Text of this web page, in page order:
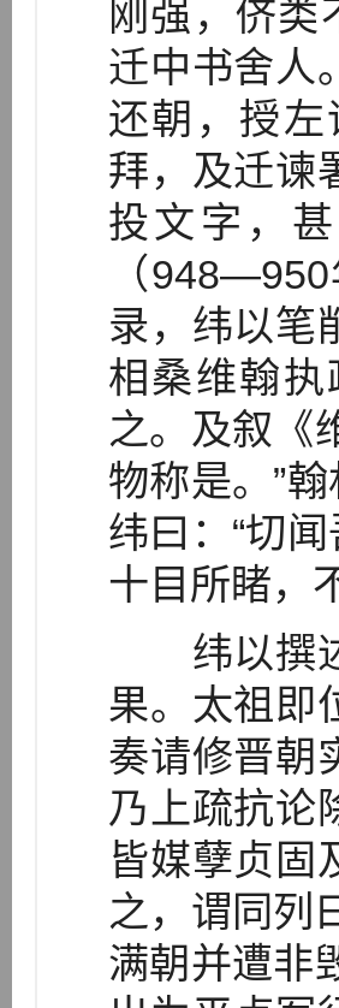
刚强，侪类
迁中书舍人
还朝，授
拜，及迁谏
投文字，
（
录，纬以笔
相桑维翰
之。及叙《
物称是。”
纬曰：“切
十目所睹，
纬以撰述
果。太祖即
奏请修晋朝
乃上疏抗论
皆媒孽贞固
之，谓同列
满朝并遭非